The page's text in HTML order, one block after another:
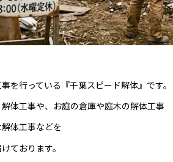
を行っている『千葉スピード解体』です。
体工事や、お庭の倉庫や庭木の解体工事
体工事などを
ております。